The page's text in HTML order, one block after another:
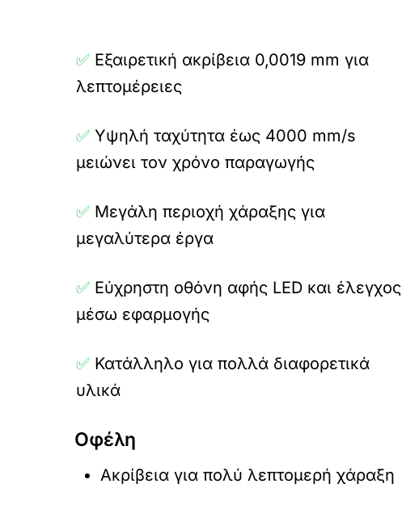
✅ Εξαιρετική ακρίβεια 0,0019 mm για
λεπτομέρειες
✅ Υψηλή ταχύτητα έως 4000 mm/s
μειώνει τον χρόνο παραγωγής
✅ Μεγάλη περιοχή χάραξης για
μεγαλύτερα έργα
✅ Εύχρηστη οθόνη αφής LED και έλεγχος
μέσω εφαρμογής
✅ Κατάλληλο για πολλά διαφορετικά
υλικά
Οφέλη
Ακρίβεια για πολύ λεπτομερή χάραξη